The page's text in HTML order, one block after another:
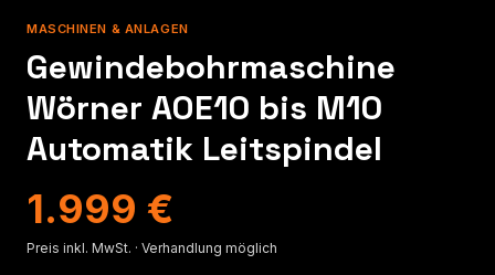
MASCHINEN & ANLAGEN
Gewindebohrmaschine
Wörner AOE10 bis M10
Automatik Leitspindel
1.999 €
Preis inkl. MwSt. · Verhandlung möglich